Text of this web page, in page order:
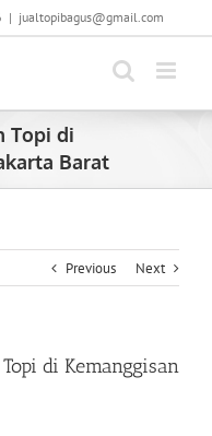
| jualtopibagus@gmail.com
Topi di
Barat
Previous Next
di Kemanggisan